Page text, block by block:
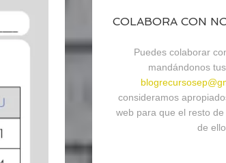
COLABORA CON
Puedes colaborar
mandándonos
consideramos
web para que el resto
de